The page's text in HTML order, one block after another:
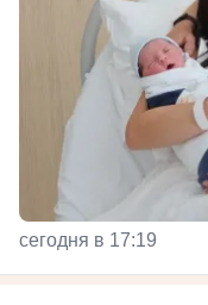
сегодня в 17:19